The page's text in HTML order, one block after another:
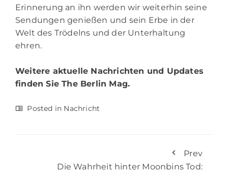
Erinnerung an ihn werden wir weiterhin seine
Sendungen genießen und sein Erbe in der
Welt des Trödelns und der Unterhaltung
ehren.
Weitere aktuelle Nachrichten und Updates
finden SieThe Berlin Mag.
Posted in Nachricht
Prev
Die Wahrheit hinter Moonbins Tod: